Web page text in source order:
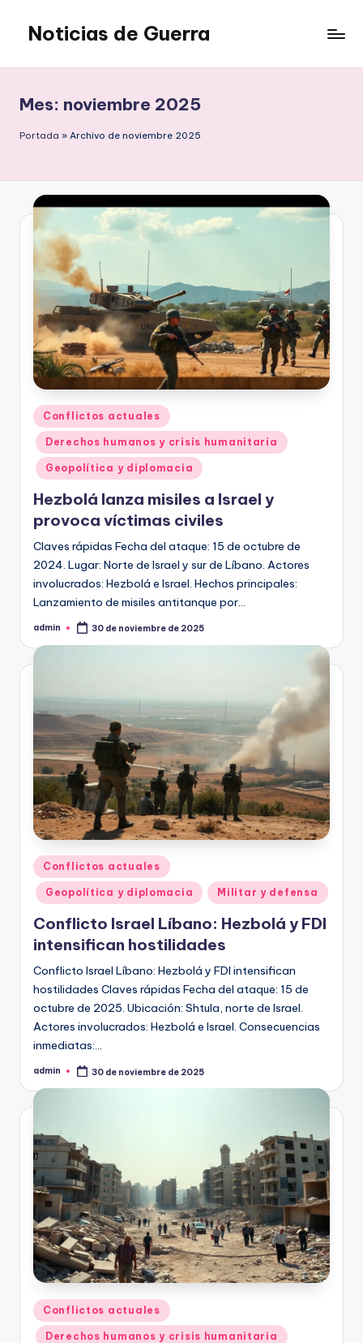
Saltar
contenido
Noticias de Guerra
Mes: noviembre 2025
Portada » Archivo de noviembre 2025
Publicado
en
Conflictos actuales
Derechos humanos y crisis humanitaria
Geopolítica y diplomacia
Hezbolá lanza misiles a Israel y
provoca víctimas civiles
Claves rápidas Fecha del ataque: 15 de octubre de
2024. Lugar: Norte de Israel y sur de Líbano. Actores
involucrados: Hezbolá e Israel. Hechos principales:
Lanzamiento de misiles antitanque por…
Publicado
admin 30 de noviembre de 2025
Publicado
en
Conflictos actuales
Geopolítica y diplomacia Militar y defensa
Conflicto Israel Líbano: Hezbolá y FDI
intensifican hostilidades
Conflicto Israel Líbano: Hezbolá y FDI intensifican
hostilidades Claves rápidas Fecha del ataque: 15 de
octubre de 2025. Ubicación: Shtula, norte de Israel.
Actores involucrados: Hezbolá e Israel. Consecuencias
inmediatas:…
Publicado
admin 30 de noviembre de 2025
Publicado
en
Conflictos actuales
Derechos humanos y crisis humanitaria